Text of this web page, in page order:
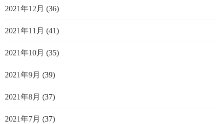
2021年12月 (36)
2021年11月 (41)
2021年10月 (35)
2021年9月 (39)
2021年8月 (37)
2021年7月 (37)